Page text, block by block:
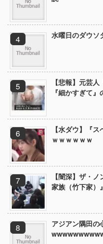
水曜日のダウソ
【悲報】元芸
『細かすぎて
【水ダウ】『
ｗｗｗｗｗｗ
【闇深】ザ・
家族（竹下家）
アジアン隅田の